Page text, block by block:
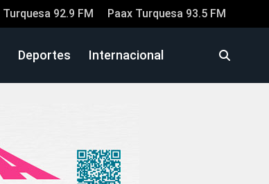
Turquesa 92.9 FM Paax Turquesa 93.5 FM
Deportes Internacional